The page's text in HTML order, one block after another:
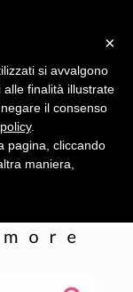
×
si avvalgono
finalità illustrate
il consenso
.
pagina, cliccando
maniera,